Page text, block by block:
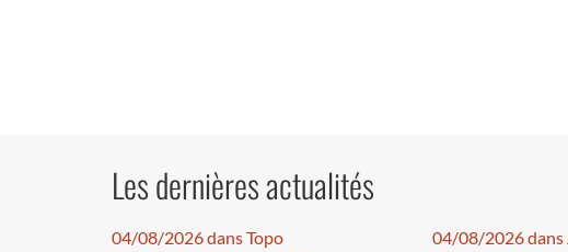
Les dernières actualités
04/08/2026 dans Topo 04/08/2026 dans